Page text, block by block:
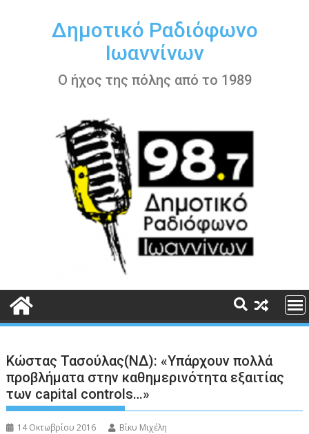
περιεχόμενοΔημοτικό Ραδιόφωνο
Ιωαννίνων
Ο ήχος της πόλης από το 1989
Κώστας Τασούλας(ΝΔ): «Υπάρχουν πολλά
προβλήματα στην καθημερινότητα εξαιτίας
των capital controls…»
14 Οκτωβρίου 2016 Βίκυ Μιχέλη